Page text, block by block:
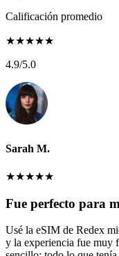
Calificación promedio
★★★★★
4.9/5.0
Sarah M.
★★★★★
Fue perfecto para
Usé la eSIM de Redex
y la experiencia fue muy